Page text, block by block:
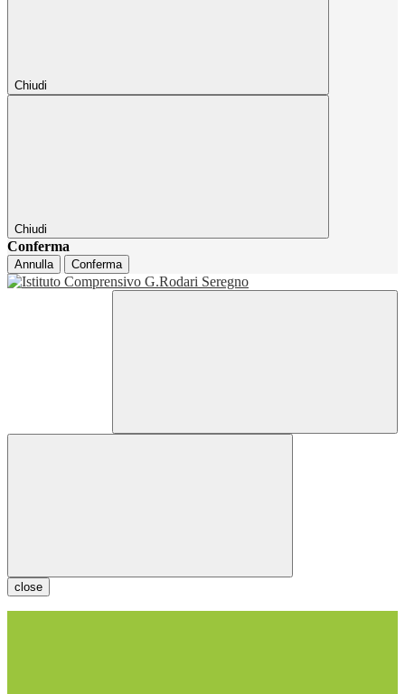
Chiudi
Chiudi
Conferma
Annulla Conferma
close